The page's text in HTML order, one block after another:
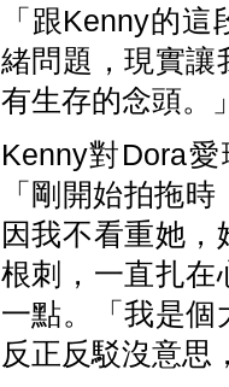
「跟Kenny的
緒問題，現實讓
有生存的念頭。
Kenny對Dora
「剛開始拍拖
因我不看重她
根刺，一直扎在
一點。「我是個
反正反駁沒意思